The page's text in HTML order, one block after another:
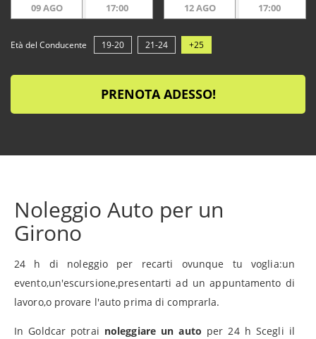
09 AGO
17:00
12 AGO
17:00
Età del Conducente 19-20 21-24 +25
PRENOTA ADESSO!
Noleggio Auto per un
Girono
24 h di noleggio per recarti ovunque tu voglia:un
evento,un'escursione,presentarti ad un appuntamento di
lavoro,o provare l'auto prima di comprarla.
In Goldcar potrai noleggiare un auto per 24 h Scegli il